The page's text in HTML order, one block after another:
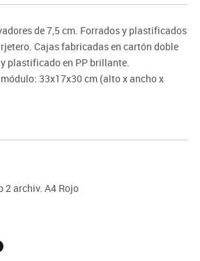
de 7,5 cm. Forrados y plastificados
Cajas fabricadas en cartón doble
plastificado en PP brillante.
33x17x30 cm (alto x ancho x
2 archiv. A4 Rojo